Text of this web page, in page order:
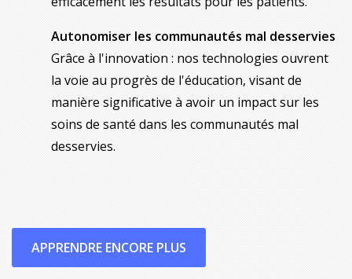
Autonomiser les communautés mal desservies
Grâce à l'innovation : nos technologies ouvrent
la voie au progrès de l'éducation, visant de
manière significative à avoir un impact sur les
soins de santé dans les communautés mal
desservies.
APPRENDRE ENCORE PLUS